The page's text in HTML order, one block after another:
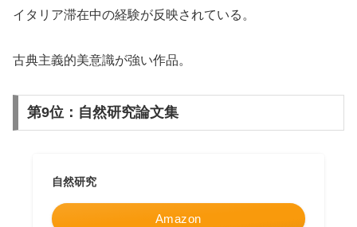
イタリア滞在中の経験が反映されている。
古典主義的美意識が強い作品。
第9位：自然研究論文集
自然研究
Amazon